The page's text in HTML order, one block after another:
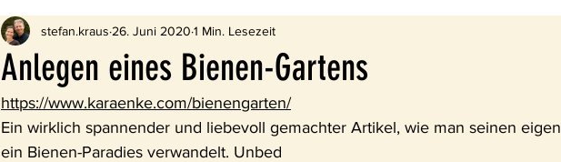
Anlegen eines Bienen-Gartens
stefan.kraus 26. Juni 2020 1 Min. Lesezeit
https://www.karaenke.com/bienengarten/
Ein wirklich spannender und liebevoll gemachter Artikel, wie man seinen
ein Bienen-Paradies verwandelt. Unbed